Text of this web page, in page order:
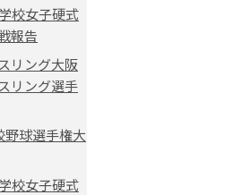
校女子硬式
報告
リング大阪
リング選手
球選手権大
校女子硬式